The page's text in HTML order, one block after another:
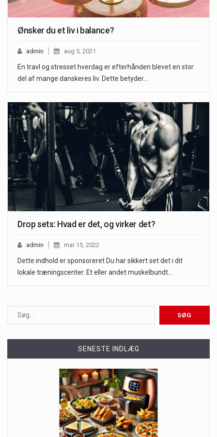
Ønsker du et liv i balance?
admin aug 5, 2021
En travl og stresset hverdag er efterhånden blevet en stor
del af mange danskeres liv. Dette betyder…
Drop sets: Hvad er det, og virker det?
admin mar 15, 2022
Dette indhold er sponsoreret Du har sikkert set det i dit
lokale træningscenter. Et eller andet muskelbundt…
SENESTE INDLÆG